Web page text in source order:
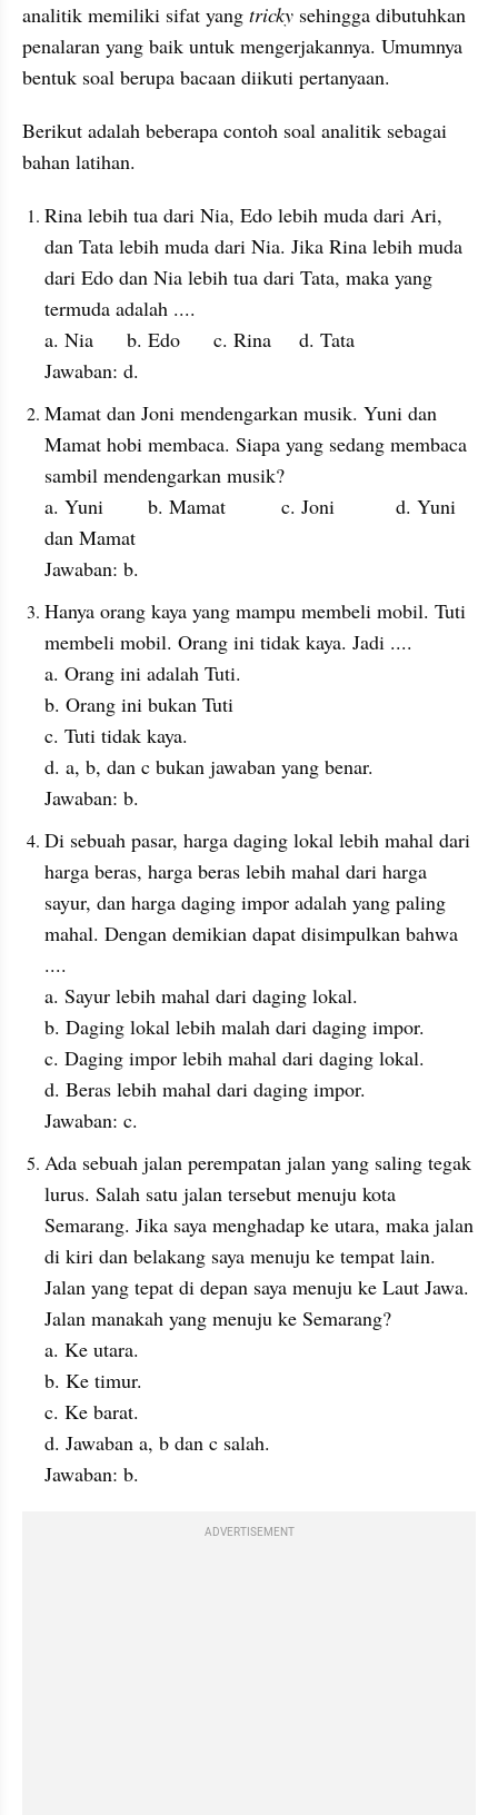
analitik memiliki sifat yang tricky sehingga dibutuhkan
penalaran yang baik untuk mengerjakannya. Umumnya
bentuk soal berupa bacaan diikuti pertanyaan.
Berikut adalah beberapa contoh soal analitik sebagai
bahan latihan.
Rina lebih tua dari Nia, Edo lebih muda dari Ari,
dan Tata lebih muda dari Nia. Jika Rina lebih muda
dari Edo dan Nia lebih tua dari Tata, maka yang
termuda adalah ....
a. Nia      b. Edo      c. Rina     d. Tata
Jawaban: d.
Mamat dan Joni mendengarkan musik. Yuni dan
Mamat hobi membaca. Siapa yang sedang membaca
sambil mendengarkan musik?
a. Yuni        b. Mamat          c. Joni           d. Yuni
dan Mamat
Jawaban: b.
Hanya orang kaya yang mampu membeli mobil. Tuti
membeli mobil. Orang ini tidak kaya. Jadi ....
a. Orang ini adalah Tuti.
b. Orang ini bukan Tuti
c. Tuti tidak kaya.
d. a, b, dan c bukan jawaban yang benar.
Jawaban: b.
Di sebuah pasar, harga daging lokal lebih mahal dari
harga beras, harga beras lebih mahal dari harga
sayur, dan harga daging impor adalah yang paling
mahal. Dengan demikian dapat disimpulkan bahwa
....
a. Sayur lebih mahal dari daging lokal.
b. Daging lokal lebih malah dari daging impor.
c. Daging impor lebih mahal dari daging lokal.
d. Beras lebih mahal dari daging impor.
Jawaban: c.
Ada sebuah jalan perempatan jalan yang saling tegak
lurus. Salah satu jalan tersebut menuju kota
Semarang. Jika saya menghadap ke utara, maka jalan
di kiri dan belakang saya menuju ke tempat lain.
Jalan yang tepat di depan saya menuju ke Laut Jawa.
Jalan manakah yang menuju ke Semarang?
a. Ke utara.
b. Ke timur.
c. Ke barat.
d. Jawaban a, b dan c salah.
Jawaban: b.
ADVERTISEMENT